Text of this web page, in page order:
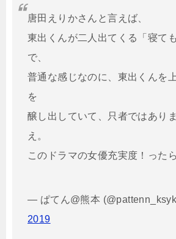
唐田えりかさんと言えば、
東出くんが二人出てくる「寝て
で、
普通な感じなのに、東出くんを
を
醸し出していて、只者ではあり
え。
このドラマの女優充実度！った
— ぱてん@熊本
2019